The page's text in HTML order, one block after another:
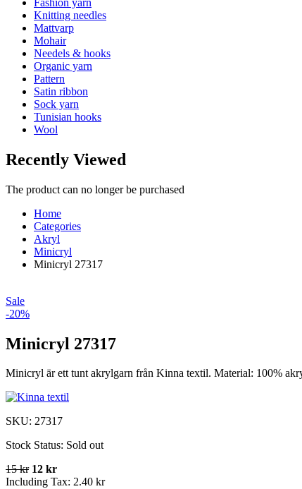
Knitting needles
Mattvarp
Mohair
Needels & hooks
Organic yarn
Pattern
Satin ribbon
Sock yarn
Tunisian hooks
Wool
Recently Viewed
The product can no longer be purchased
Home
Categories
Akryl
Minicryl
Minicryl 27317
Sale
-20%
Minicryl 27317
Minicryl är ett tunt akrylgarn från Kinna textil. Material: 100%
SKU: 27317
Stock Status: Sold out
15 kr 12 kr
Including Tax: 2.40 kr